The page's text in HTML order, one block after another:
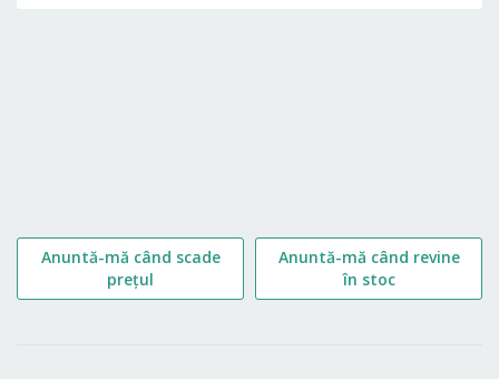
Anuntă-mă când scade
prețul
Anuntă-mă când revine
în stoc